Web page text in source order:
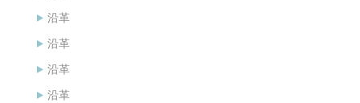
沿革
沿革
沿革
沿革